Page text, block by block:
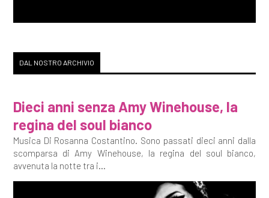
DAL NOSTRO ARCHIVIO
Dieci anni senza Amy Winehouse, la
regina del soul bianco
Musica Di Rosanna Costantino. Sono passati dieci anni dalla
scomparsa di Amy Winehouse, la regina del soul bianco,
avvenuta la notte tra i...